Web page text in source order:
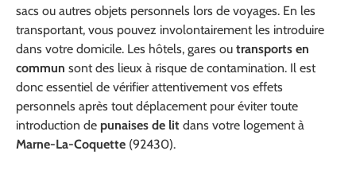
sacs ou autres objets personnels lors de voyages. En les
transportant, vous pouvez involontairement les introduire
dans votre domicile. Les hôtels, gares ou transports en
commun sont des lieux à risque de contamination. Il est
donc essentiel de vérifier attentivement vos effets
personnels après tout déplacement pour éviter toute
introduction de punaises de lit dans votre logement à
Marne-La-Coquette (92430).